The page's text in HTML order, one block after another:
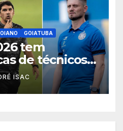
GOIATUBA
tem
de técnicos
Aparecidense
comando
ISAC